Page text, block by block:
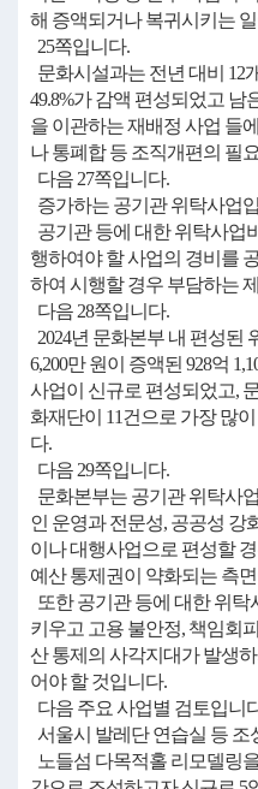
해 증액되거나 복귀시키는
25쪽입니다.
문화시설과는 전년 대비 12
49.8%가 감액 편성되었고
을 이관하는 재배정 사업 들
나 통폐합 등 조직개편의 필
다음 27쪽입니다.
증가하는 공기관 위탁사업
공기관 등에 대한 위탁사업
행하여야 할 사업의 경비를
하여 시행할 경우 부담하는
다음 28쪽입니다.
2024년 문화본부 내 편성된
6,200만 원이 증액된 928억
사업이 신규로 편성되었고,
화재단이 11건으로 가장 많
다.
다음 29쪽입니다.
문화본부는 공기관 위탁사
인 운영과 전문성, 공공성 강
이나 대행사업으로 편성할
예산 통제권이 약화되는 측
또한 공기관 등에 대한 위
키우고 고용 불안정, 책임회
산 통제의 사각지대가 발생
어야 할 것입니다.
다음 주요 사업별 검토입니
서울시 발레단 연습실 등 조
노들섬 다목적홀 리모델링